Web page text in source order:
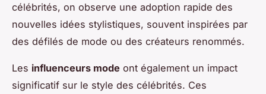
célébrités, on observe une adoption rapide des
nouvelles idées stylistiques, souvent inspirées par
des défilés de mode ou des créateurs renommés.
Les influenceurs mode ont également un impact
significatif sur le style des célébrités. Ces